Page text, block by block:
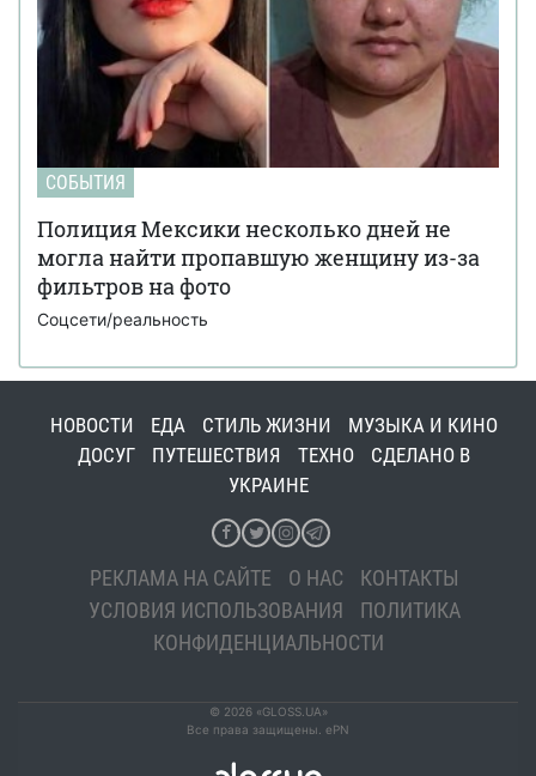
СОБЫТИЯ
Полиция Мексики несколько дней не
могла найти пропавшую женщину из-за
фильтров на фото
Соцсети/реальность
НОВОСТИ ЕДА СТИЛЬ ЖИЗНИ
МУЗЫКА И КИНО
ДОСУГ
ПУТЕШЕСТВИЯ ТЕХНО
СДЕЛАНО В
УКРАИНЕ
РЕКЛАМА НА САЙТЕ О НАС
КОНТАКТЫ
УСЛОВИЯ ИСПОЛЬЗОВАНИЯ
ПОЛИТИКА
КОНФИДЕНЦИАЛЬНОСТИ
© 2026 «GLOSS.UA»
Все права защищены. ePN